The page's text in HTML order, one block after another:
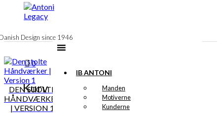
indhold
Design since 1946
IB ANTONI
Manden
Motiverne
Kunderne
0
Kurv
DEN STOLTE
HÅNDVÆRKER
| VERSION 1